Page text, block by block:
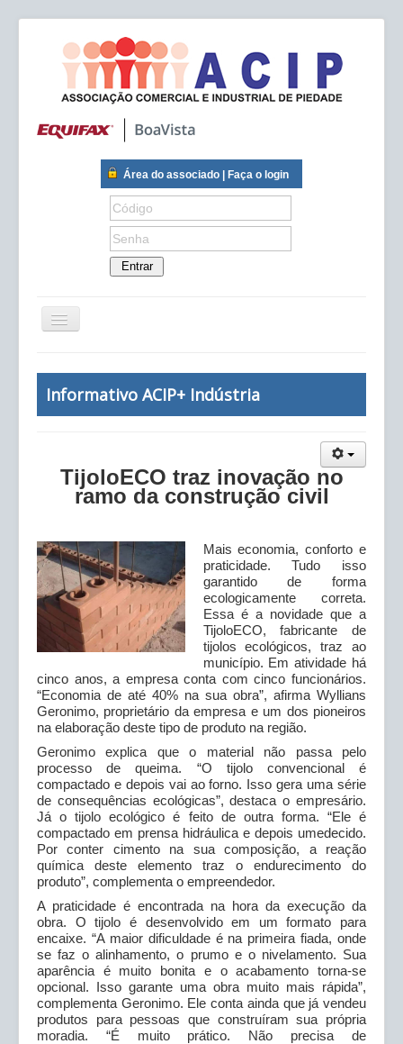
Institucional
Galerias
2ª Via de Boletos
Informativo ACIP+ Indústria
TijoloECO traz inovação no
ramo da construção civil
Mais economia, conforto e
praticidade. Tudo isso
garantido de forma
ecologicamente correta.
Essa é a novidade que a
TijoloECO, fabricante de
tijolos ecológicos, traz ao
município. Em atividade há
cinco anos, a empresa conta com cinco funcionários.
“Economia de até 40% na sua obra”, afirma Wyllians
Geronimo, proprietário da empresa e um dos pioneiros
na elaboração deste tipo de produto na região.
Geronimo explica que o material não passa pelo
processo de queima. “O tijolo convencional é
compactado e depois vai ao forno. Isso gera uma série
de consequências ecológicas”, destaca o empresário.
Já o tijolo ecológico é feito de outra forma. “Ele é
compactado em prensa hidráulica e depois umedecido.
Por conter cimento na sua composição, a reação
química deste elemento traz o endurecimento do
produto”, complementa o empreendedor.
A praticidade é encontrada na hora da execução da
obra. O tijolo é desenvolvido em um formato para
encaixe. “A maior dificuldade é na primeira fiada, onde
se faz o alinhamento, o prumo e o nivelamento. Sua
aparência é muito bonita e o acabamento torna-se
opcional. Isso garante uma obra muito mais rápida”,
complementa Geronimo. Ele conta ainda que já vendeu
produtos para pessoas que construíram sua própria
moradia. “É muito prático. Não precisa de